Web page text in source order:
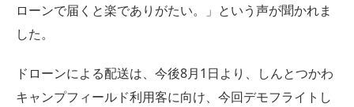
ローンで届くと楽でありがたい。」という声が聞かれま
した。
ドローンによる配送は、今後8月1日より、しんとつかわ
キャンプフィールド利用客に向け、今回デモフライトし